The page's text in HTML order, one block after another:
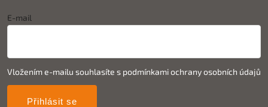
E-mail
Vložením e-mailu souhlasíte s podmínkami ochrany osobních údajů
Přihlásit se